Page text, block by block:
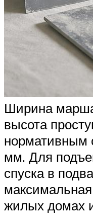
Ширина
высота
нормативным
мм. Для
спуска в
жилых домах